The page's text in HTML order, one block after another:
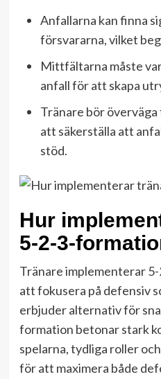
Anfallarna kan finna
försvararna, vilket
Mittfältarna måste
anfall för att skapa
Tränare bör
att säkerställa att
stöd.
Hur
5-2-3-
Tränare implementerar
att fokusera på defensiv
erbjuder alternativ för
formation betonar stark
spelarna, tydliga roller
för att maximera både